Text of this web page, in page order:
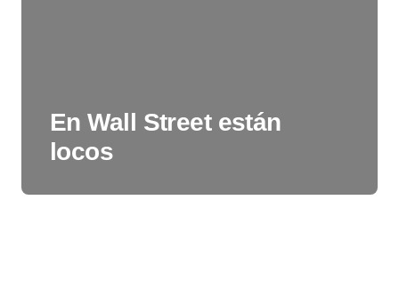
En Wall Street están
locos